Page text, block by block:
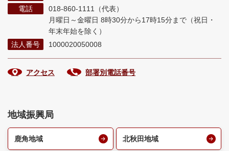
電話
018-860-1111（代表）
月曜日～金曜日 8時30分から17時15分まで （祝日・
年末年始を除く）
法人番号
1000020050008
アクセス 部署別電話番号
地域振興局
鹿角地域 北秋田地域